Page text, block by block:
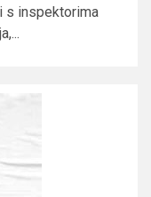
s inspektorima